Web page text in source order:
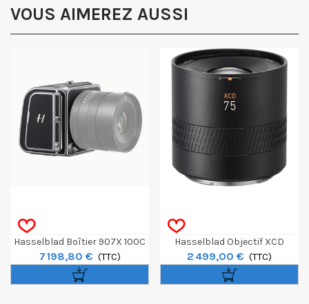
VOUS AIMEREZ AUSSI
Hasselblad Boîtier 907X 100C
7 198,80 € (TTC)
Hasselblad Objectif XCD
75mm F/3.4 P
2 499,00 € (TTC)